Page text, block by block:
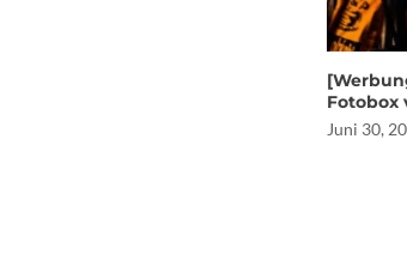
Fotobox
Juni 30,